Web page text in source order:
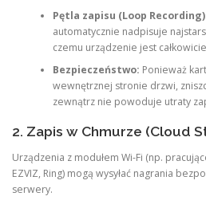
Pętla zapisu (Loop
automatycznie nadpisuje
czemu urządzenie jest
Bezpieczeństwo: Ponieważ
wewnętrznej stronie drzwi,
zewnątrz nie powoduje utraty
2. Zapis w Chmurze (Cloud
Urządzenia z modułem Wi-Fi (np.
EZVIZ, Ring) mogą wysyłać nagrania
serwery.